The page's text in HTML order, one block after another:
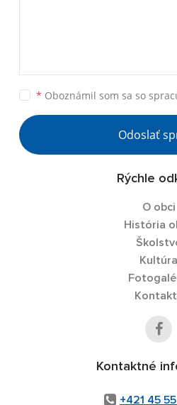
* Oboznámil som sa so
Odoslať
Rýchle
O obci
História
Kultúra
Kontaktné
+421 45